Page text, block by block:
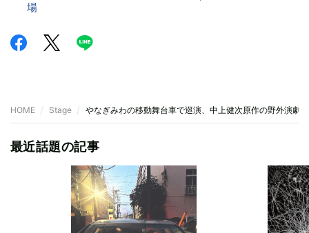
場
HOME Stage やなぎみわの移動舞台車で巡演、中上健次原作の野外演劇
最近話題の記事